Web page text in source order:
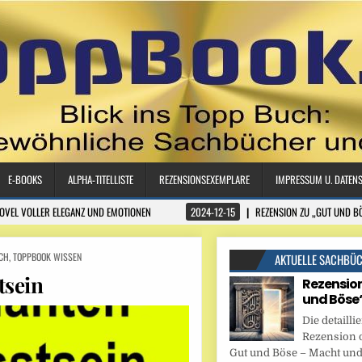
E-BOOKS ALPHA-TITELLISTE REZENSIONSEXEMPLARE
IMPRESSUM U.
VOLLER ELEGANZ UND EMOTIONEN 2024-12-15 REZENSION ZU „GUT UND
,TOPPBOOK WISSEN AKTUELLE
und
Die
Rezension
Gut und Böse – Macht